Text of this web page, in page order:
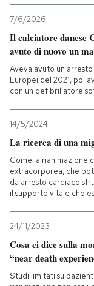
7/6/2026
Il calciatore danese
avuto di nuovo un
Aveva avuto un
Europei del 2021, poi
con un defibrillatore
14/5/2024
La ricerca di una
Come la rianimazione
extracorporea, che
da arresto cardiaco
il supporto vitale che
24/11/2023
Cosa ci dice sulla
“near death
Studi limitati su